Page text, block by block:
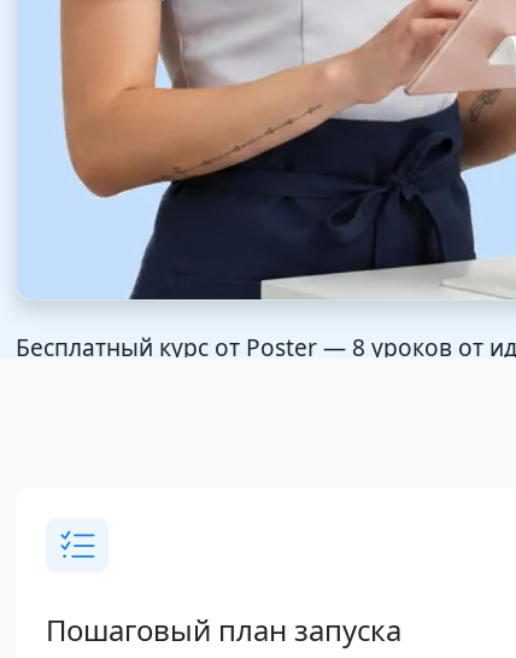
Бесплатный курс от Poster — 8 уроков от
Пошаговый план запуска